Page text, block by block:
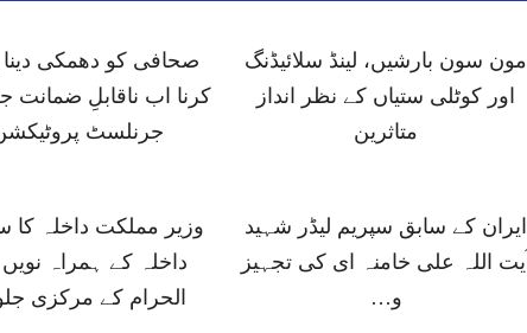
مون سون بارشیں، لینڈ سلائیڈنگ
اور کوٹلی ستیاں کے نظر انداز
متاثرین
صحافی کو دھمکی دینا
کرنا اب ناقابلِ ضمانت
جرنلسٹ
ایران کے سابق سپریم لیڈر شہید
آیت اللہ علی خامنہ ای کی تجہیز
و…
وزیر مملکت داخلہ کا
داخلہ کے ہمراہ
الحرام کے مرکزی